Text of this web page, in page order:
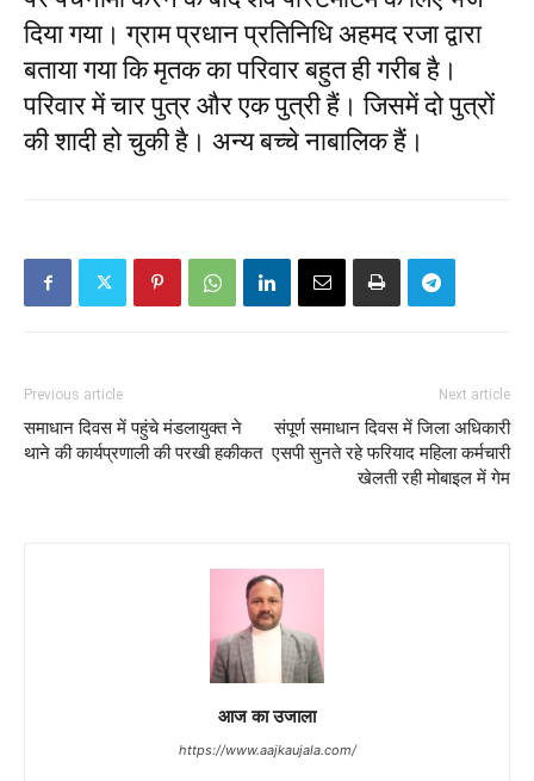
दिया गया। ग्राम प्रधान प्रतिनिधि अहमद रजा द्वारा
बताया गया कि मृतक का परिवार बहुत ही गरीब है।
परिवार में चार पुत्र और एक पुत्री हैं। जिसमें दो पुत्रों
की शादी हो चुकी है। अन्य बच्चे नाबालिक हैं।
Previous article
समाधान दिवस में पहुंचे मंडलायुक्त ने
थाने की कार्यप्रणाली की परखी हकीकत
Next article
संपूर्ण समाधान दिवस में जिला अधिकारी
एसपी सुनते रहे फरियाद महिला कर्मचारी
खेलती रही मोबाइल में गेम
आज का उजाला
https://www.aajkaujala.com/